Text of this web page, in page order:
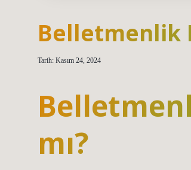
Belletmenlik
Tarih: Kasım 24, 2024
mı?